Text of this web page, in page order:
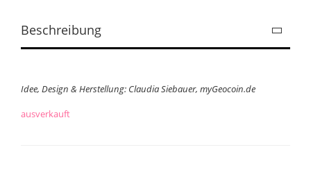
Beschreibung
Idee, Design & Herstellung: Claudia Siebauer, myGeocoin.de
ausverkauft